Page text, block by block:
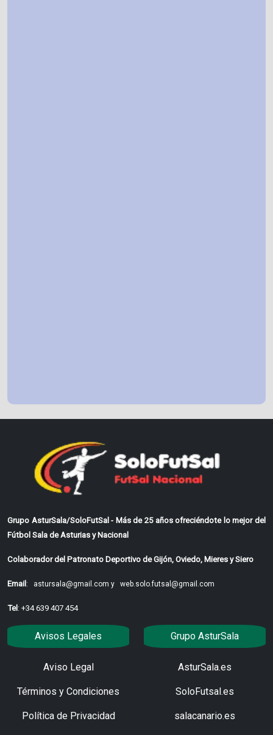
Grupo AsturSala/SoloFutSal - Más de 25 años ofreciéndote lo mejor del
Fútbol Sala de Asturias y Nacional
Colaborador del Patronato Deportivo de Gijón, Oviedo, Mieres y Siero
Email: astursala@gmail.com y web.solo.futsal@gmail.com
Tel: +34 639 407 454
Avisos Legales
Aviso Legal
Términos y Condiciones
Política de Privacidad
Grupo AsturSala
AsturSala.es
SoloFutsal.es
salacanario.es